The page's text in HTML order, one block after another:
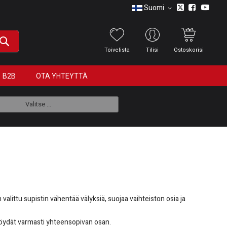
Suomi
Toivelista Tilisi Ostoskorisi
B2B OTA YHTEYTTÄ
Valitse ...
supistin vähentää välyksiä, suojaa vaihteiston osia ja
varmasti yhteensopivan osan.